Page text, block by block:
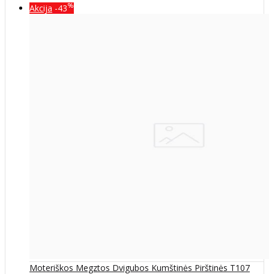
Akcija -43%
Moteriškos Megztos Dvigubos Kumštinės Pirštinės T107